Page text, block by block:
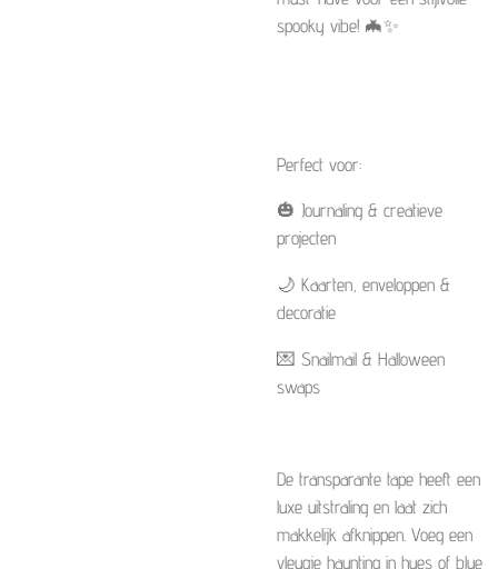
spooky vibe! 🦇✨
Perfect voor:
🎃 Journaling & creatieve
projecten
🌙 Kaarten, enveloppen &
decoratie
💌 Snailmail & Halloween
swaps
De transparante tape heeft een
luxe uitstraling en laat zich
makkelijk afknippen. Voeg een
vleugje haunting in hues of blue